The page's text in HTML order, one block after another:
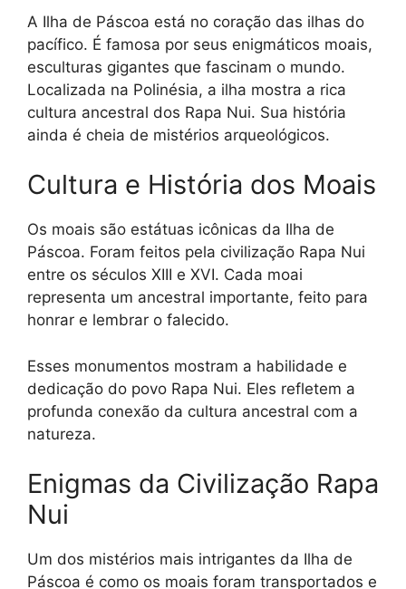
A Ilha de Páscoa está no coração das ilhas do
pacífico. É famosa por seus enigmáticos moais,
esculturas gigantes que fascinam o mundo.
Localizada na Polinésia, a ilha mostra a rica
cultura ancestral dos Rapa Nui. Sua história
ainda é cheia de mistérios arqueológicos.
Cultura e História dos Moais
Os moais são estátuas icônicas da Ilha de
Páscoa. Foram feitos pela civilização Rapa Nui
entre os séculos XIII e XVI. Cada moai
representa um ancestral importante, feito para
honrar e lembrar o falecido.
Esses monumentos mostram a habilidade e
dedicação do povo Rapa Nui. Eles refletem a
profunda conexão da cultura ancestral com a
natureza.
Enigmas da Civilização Rapa
Nui
Um dos mistérios mais intrigantes da Ilha de
Páscoa é como os moais foram transportados e